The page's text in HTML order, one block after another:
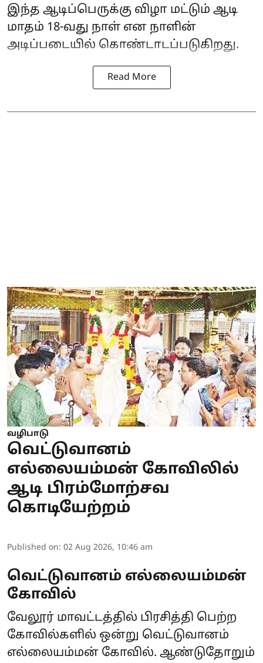
இந்த ஆடிப்பெருக்கு விழா மட்டும் ஆடி
மாதம் 18-வது நாள் என நாளின்
அடிப்படையில் கொண்டாடப்படுகிறது.
Read More
வழிபாடு
வெட்டுவானம்
எல்லையம்மன் கோவிலில்
ஆடி பிரம்மோற்சவ
கொடியேற்றம்
Published on: 02 Aug 2026, 10:46 am
வெட்டுவானம் எல்லையம்மன்
கோவில்
வேலூர் மாவட்டத்தில் பிரசித்தி பெற்ற
கோவில்களில் ஒன்று வெட்டுவானம்
எல்லையம்மன் கோவில். ஆண்டுதோறும்